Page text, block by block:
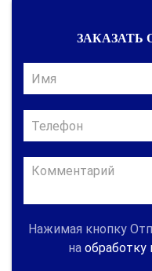
ЗАКАЗАТЬ
Нажимая кнопку
на